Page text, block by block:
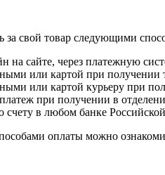
за свой товар следующими
на сайте, через платежную
или картой при получении
или картой курьеру при
при получении в
счету в любом банке
оплаты можно